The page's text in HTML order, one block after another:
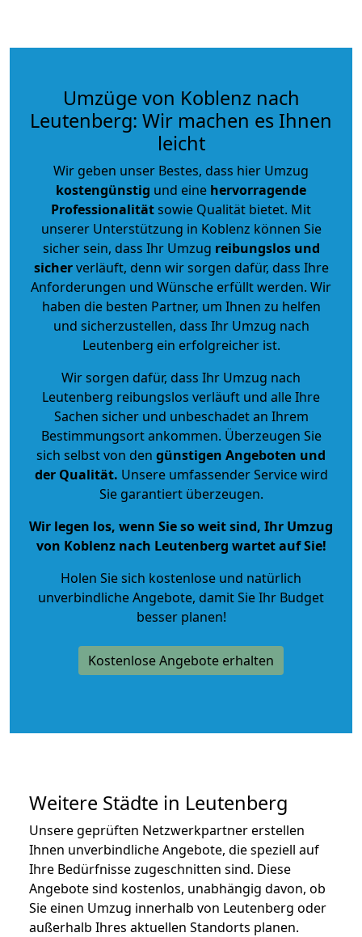
Umzüge von Koblenz nach
Leutenberg: Wir machen es Ihnen
leicht
Wir geben unser Bestes, dass hier Umzug
kostengünstig und eine hervorragende
Professionalitätsowie Qualität bietet. Mit
unserer Unterstützung in Koblenz können Sie
sicher sein, dass Ihr Umzug reibungslos und
sicherverläuft, denn wir sorgen dafür, dass Ihre
Anforderungen und Wünsche erfüllt werden. Wir
haben die besten Partner, um Ihnen zu helfen
und sicherzustellen, dass Ihr Umzug nach
Leutenberg ein erfolgreicher ist.
Wir sorgen dafür, dass Ihr Umzug nach
Leutenberg reibungslos verläuft und alle Ihre
Sachen sicher und unbeschadet an Ihrem
Bestimmungsort ankommen. Überzeugen Sie
sich selbst von den günstigen Angeboten und
der Qualität. Unsere umfassender Service wird
Sie garantiert überzeugen.
Wir legen los, wenn Sie so weit sind, Ihr Umzug
von Koblenz nach Leutenberg wartet auf Sie!
Holen Sie sich kostenlose und natürlich
unverbindliche Angebote, damit Sie Ihr Budget
besser planen!
Kostenlose Angebote erhalten
Weitere Städte in Leutenberg
Unsere geprüften Netzwerkpartner erstellen
Ihnen unverbindliche Angebote, die speziell auf
Ihre Bedürfnisse zugeschnitten sind. Diese
Angebote sind kostenlos, unabhängig davon, ob
Sie einen Umzug innerhalb von Leutenberg oder
außerhalb Ihres aktuellen Standorts planen.